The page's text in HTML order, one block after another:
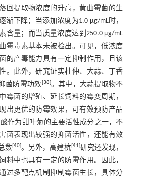
回提取物浓度的升高，黄曲霉菌的生
渐下降；当添加浓度为1.0 μg/mL时，
含量；而当质量浓度达到250.0 μg/mL
霉毒素基本未被检出。可见，低浓度
的产毒能力具有一定抑制作用，且该
。此外，研究证实杜仲、大蒜、丁香
菌防霉功效[38]。其中，大蒜提取物不
霉菌的增殖、延长饲料的霉变周期，
出更优的防霉效果，可有效预防产品
作为甜叶菊的主要活性成分之一，不
菌表现出较强的抑菌活性，还能有效
数[40]。另外，高建杭[41]研究还发现，
料中也具有一定的防霉作用。因此，
过多靶点机制抑制霉菌生长，具体分